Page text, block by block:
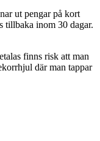
ut pengar på kort
tillbaka inom 30 dagar.
finns risk att man
där man tappar